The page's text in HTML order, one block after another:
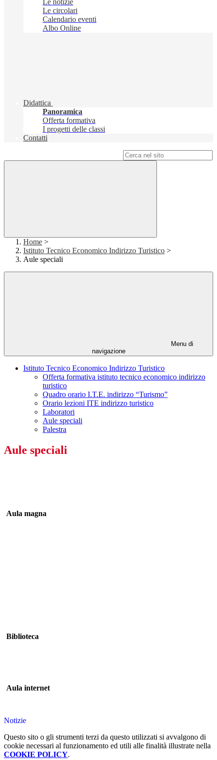
Le notizie
Le circolari
Calendario eventi
Albo Online
Didattica
Panoramica
Offerta formativa
I progetti delle classi
Contatti
Home >
Istituto Tecnico Economico Indirizzo Turistico >
Aule speciali
Menu di
navigazione
Istituto Tecnico Economico Indirizzo Turistico
Offerta formativa istituto tecnico economico indirizzo
turistico
Quadro orario I.T.E. indirizzo “Turismo”
Orario lezioni ITE indirizzo turistico
Laboratori
Aule speciali
Palestra
Aule speciali
Aula magna
Biblioteca
Aula internet
Notizie
Questo sito o gli strumenti terzi da questo utilizzati si avvalgono di
cookie necessari al funzionamento ed utili alle finalità illustrate nella
COOKIE POLICY.